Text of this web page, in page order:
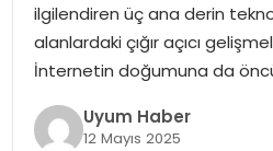
YAŞAM
ilgilendiren üç ana derin
alanlardaki çığır açıcı
İnternetin doğumuna da
Uyum Haber
12 Mayıs 2025